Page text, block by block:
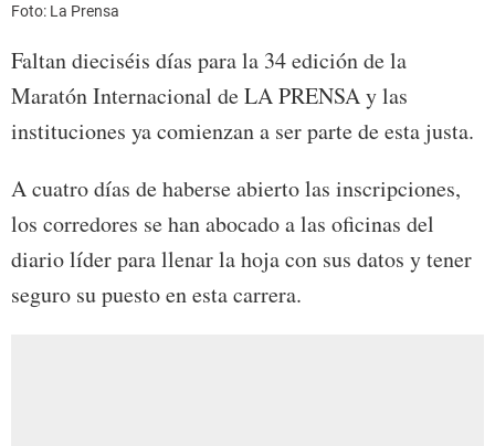
Foto: La Prensa
Faltan dieciséis días para la 34 edición de la
Maratón Internacional de LA PRENSA y las
instituciones ya comienzan a ser parte de esta justa.
A cuatro días de haberse abierto las inscripciones,
los corredores se han abocado a las oficinas del
diario líder para llenar la hoja con sus datos y tener
seguro su puesto en esta carrera.